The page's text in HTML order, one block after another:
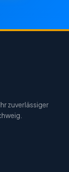
zuverlässiger